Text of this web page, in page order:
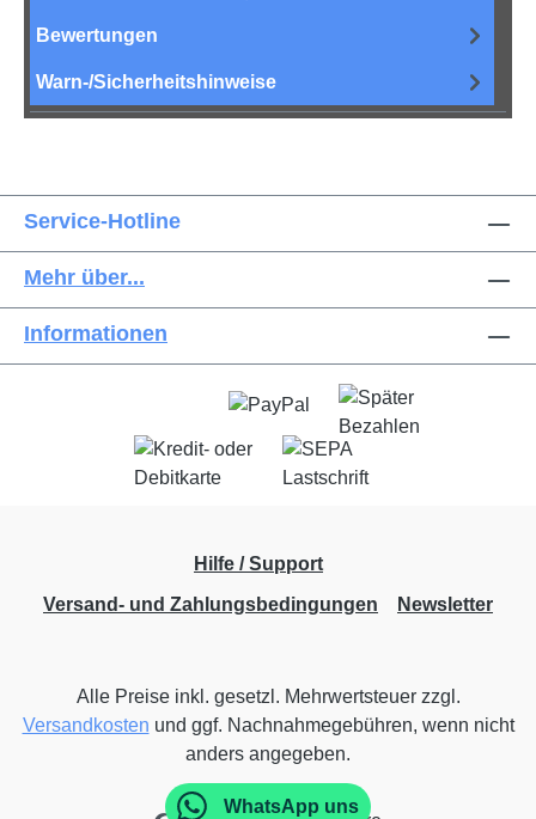
Bewertungen
Warn-/Sicherheitshinweise
Service-Hotline
Mehr über...
Informationen
Hilfe / Support
Versand- und Zahlungsbedingungen
Newsletter
Alle Preise inkl. gesetzl. Mehrwertsteuer zzgl.
Versandkosten und ggf. Nachnahmegebühren, wenn nicht
anders angegeben.
WhatsApp uns